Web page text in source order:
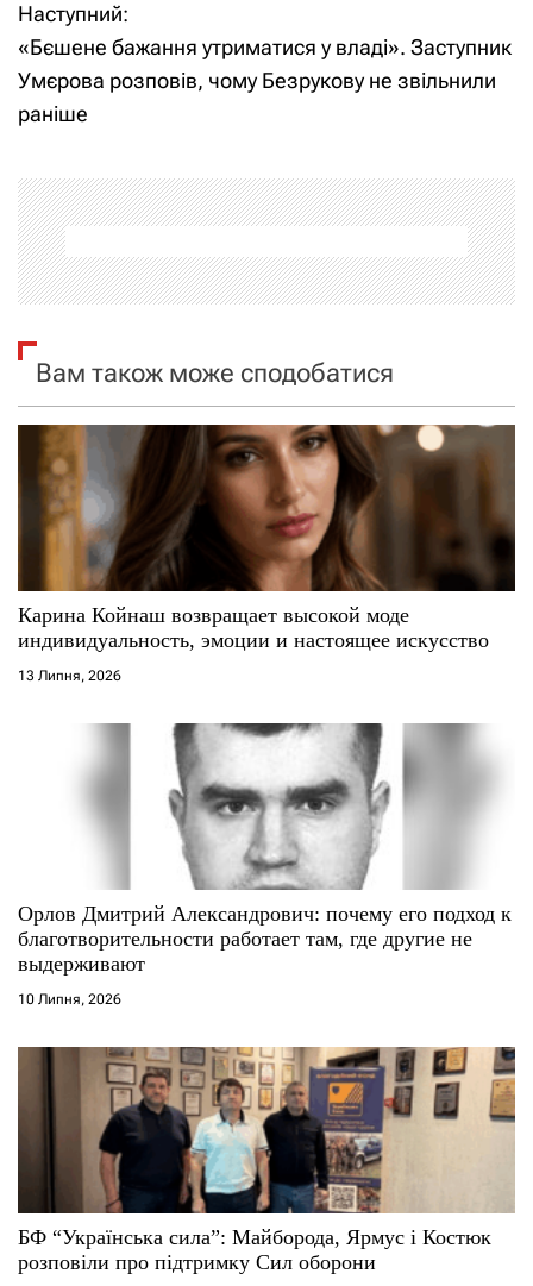
в
і
г
а
ц
і
а
п
с
і
в
Наступний:
«Бєшене бажання утриматися у владі». Заступник
Умєрова розповів, чому Безрукову не звільнили
раніше
Вам також може сподобатися
Карина Койнаш возвращает высокой моде
индивидуальность, эмоции и настоящее искусство
13 Липня, 2026
Орлов Дмитрий Александрович: почему его подход к
благотворительности работает там, где другие не
выдерживают
10 Липня, 2026
БФ “Українська сила”: Майборода, Ярмус і Костюк
розповіли про підтримку Сил оборони